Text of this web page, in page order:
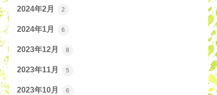
2024年2月 2
2024年1月 6
2023年12月 8
2023年11月 5
2023年10月 6